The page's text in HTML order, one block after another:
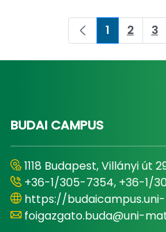
Oldal
1 Oldal
2 3
BUDAI CAMPUS
1118 Budapest, Villányi út
+36-1/305-7354, +36-1/
https://
foigazgato.buda@uni-